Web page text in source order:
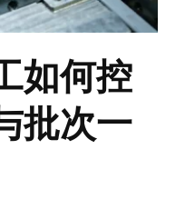
如何控
批次一